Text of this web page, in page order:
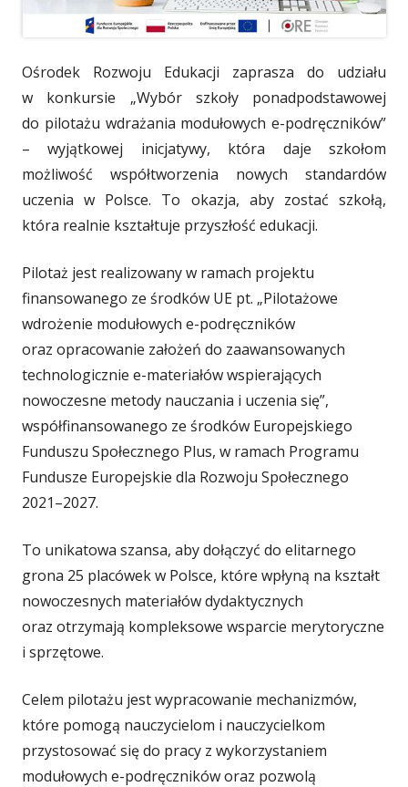
Ośrodek Rozwoju Edukacji zaprasza do udziału
w konkursie „Wybór szkoły ponadpodstawowej
do pilotażu wdrażania modułowych e-podręczników”
– wyjątkowej inicjatywy, która daje szkołom
możliwość współtworzenia nowych standardów
uczenia w Polsce. To okazja, aby zostać szkołą,
która realnie kształtuje przyszłość edukacji.
Pilotaż jest realizowany w ramach projektu
finansowanego ze środków UE pt. „Pilotażowe
wdrożenie modułowych e-podręczników
oraz opracowanie założeń do zaawansowanych
technologicznie e-materiałów wspierających
nowoczesne metody nauczania i uczenia się”,
współfinansowanego ze środków Europejskiego
Funduszu Społecznego Plus, w ramach Programu
Fundusze Europejskie dla Rozwoju Społecznego
2021–2027.
To unikatowa szansa, aby dołączyć do elitarnego
grona 25 placówek w Polsce, które wpłyną na kształt
nowoczesnych materiałów dydaktycznych
oraz otrzymają kompleksowe wsparcie merytoryczne
i sprzętowe.
Celem pilotażu jest wypracowanie mechanizmów,
które pomogą nauczycielom i nauczycielkom
przystosować się do pracy z wykorzystaniem
modułowych e-podręczników oraz pozwolą